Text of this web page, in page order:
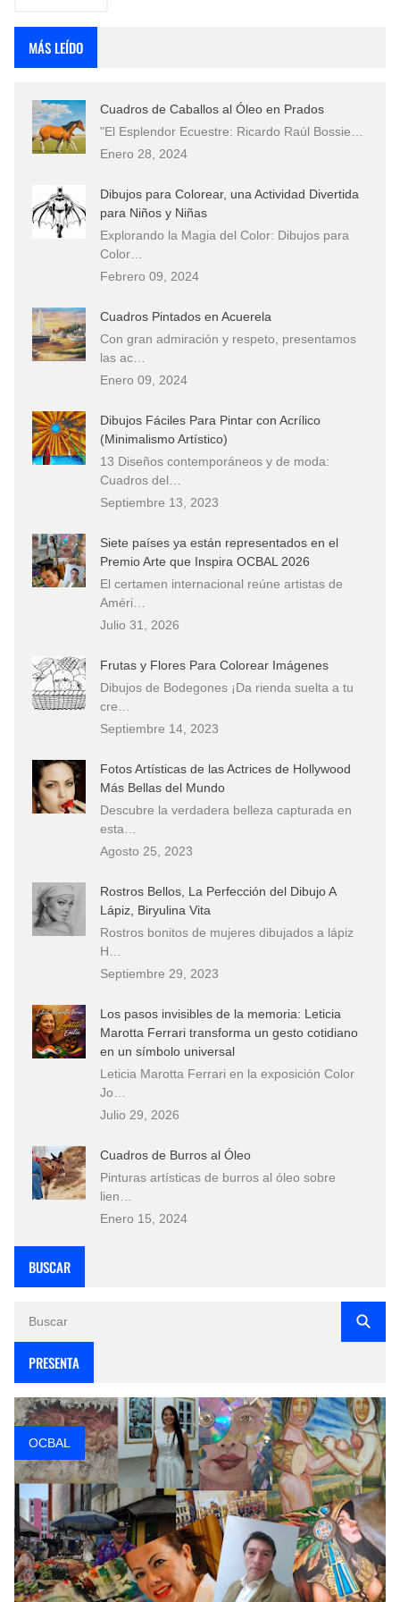
MÁS LEÍDO
Cuadros de Caballos al Óleo en Prados
"El Esplendor Ecuestre: Ricardo Raúl Bossie…
Enero 28, 2024
Dibujos para Colorear, una Actividad Divertida
para Niños y Niñas
Explorando la Magia del Color: Dibujos para
Color…
Febrero 09, 2024
Cuadros Pintados en Acuerela
Con gran admiración y respeto, presentamos
las ac…
Enero 09, 2024
Dibujos Fáciles Para Pintar con Acrílico
(Minimalismo Artístico)
13 Diseños contemporáneos y de moda:
Cuadros del…
Septiembre 13, 2023
Siete países ya están representados en el
Premio Arte que Inspira OCBAL 2026
El certamen internacional reúne artistas de
Améri…
Julio 31, 2026
Frutas y Flores Para Colorear Imágenes
Dibujos de Bodegones ¡Da rienda suelta a tu
cre…
Septiembre 14, 2023
Fotos Artísticas de las Actrices de Hollywood
Más Bellas del Mundo
Descubre la verdadera belleza capturada en
esta…
Agosto 25, 2023
Rostros Bellos, La Perfección del Dibujo A
Lápiz, Biryulina Vita
Rostros bonitos de mujeres dibujados a lápiz
H…
Septiembre 29, 2023
Los pasos invisibles de la memoria: Leticia
Marotta Ferrari transforma un gesto cotidiano
en un símbolo universal
Leticia Marotta Ferrari en la exposición Color
Jo…
Julio 29, 2026
Cuadros de Burros al Óleo
Pinturas artísticas de burros al óleo sobre
lien…
Enero 15, 2024
BUSCAR
PRESENTA
OCBAL